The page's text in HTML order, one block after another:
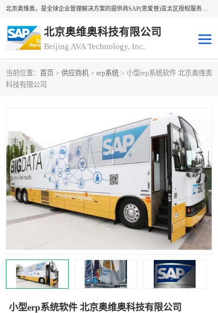
北京奥维奥，是全球企业管理解决方案的提供商SAP(思爱普)亚太区授权服务商领军者，SAP金牌服务商和代理商。企业ERP系统软件，SAP软件实施，17年来服务客户1500多家。提供SAP Business One，SAP Business ByDesign，SAP S/4HANA Cloud，SAP Analytics Cloud （分析云）等产品与解决方案。咨询专线：400-890-8880
北京奥维奥科技有限公司
Beijing AVA Technology, Inc.
当前位置： 首页 > 供应商机 > erp系统 > 小型erp系统软件 北京奥维奥
科技有限公司
小型erp系统软件 北京奥维奥科技有限公司
sap系统
sap软件开发 sap管理系统
码上用条码管理 扫码系统
工厂ERP软件 制造业ERP系统
工厂ERP系统 皮具厂erp系统
塑胶厂erp系统
玩具厂erp系统 五金厂erp系统
小工厂erp系统 印染厂erp系统